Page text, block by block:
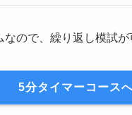
ので、繰り返し模試が
5分タイマーコース